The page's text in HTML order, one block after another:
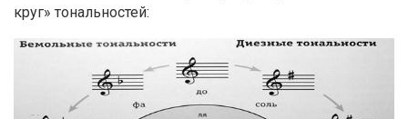
круг» тональностей: